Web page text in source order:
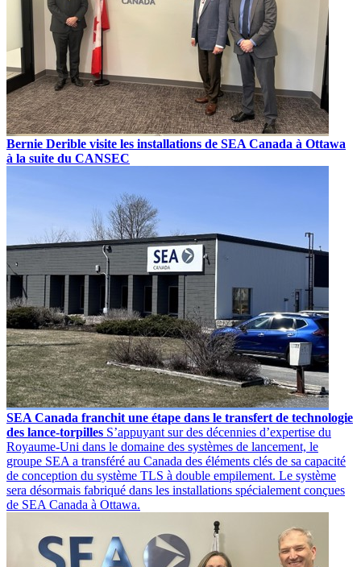
Bernie Derible visite les installations de SEA Canada à Ottawa
à la suite du CANSEC
SEA Canada franchit une étape dans le transfert de technologie
des lance-torpilles S’appuyant sur des décennies d’expertise du
Royaume-Uni dans le domaine des systèmes de lancement, le
groupe SEA a transféré au Canada des éléments clés de sa capacité
de conception du système TLS à double empilement. Le système
sera désormais fabriqué dans les installations spécialement conçues
de SEA Canada à Ottawa.